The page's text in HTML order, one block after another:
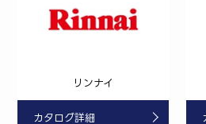
リンナイ
カタログ詳細